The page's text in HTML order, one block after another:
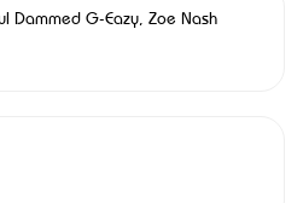
Dammed G-Eazy, Zoe Nash